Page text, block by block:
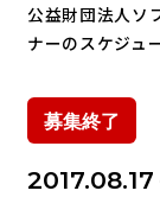
公益財団法人ソ
ナーのスケジュ
募集終了
2017.08.17